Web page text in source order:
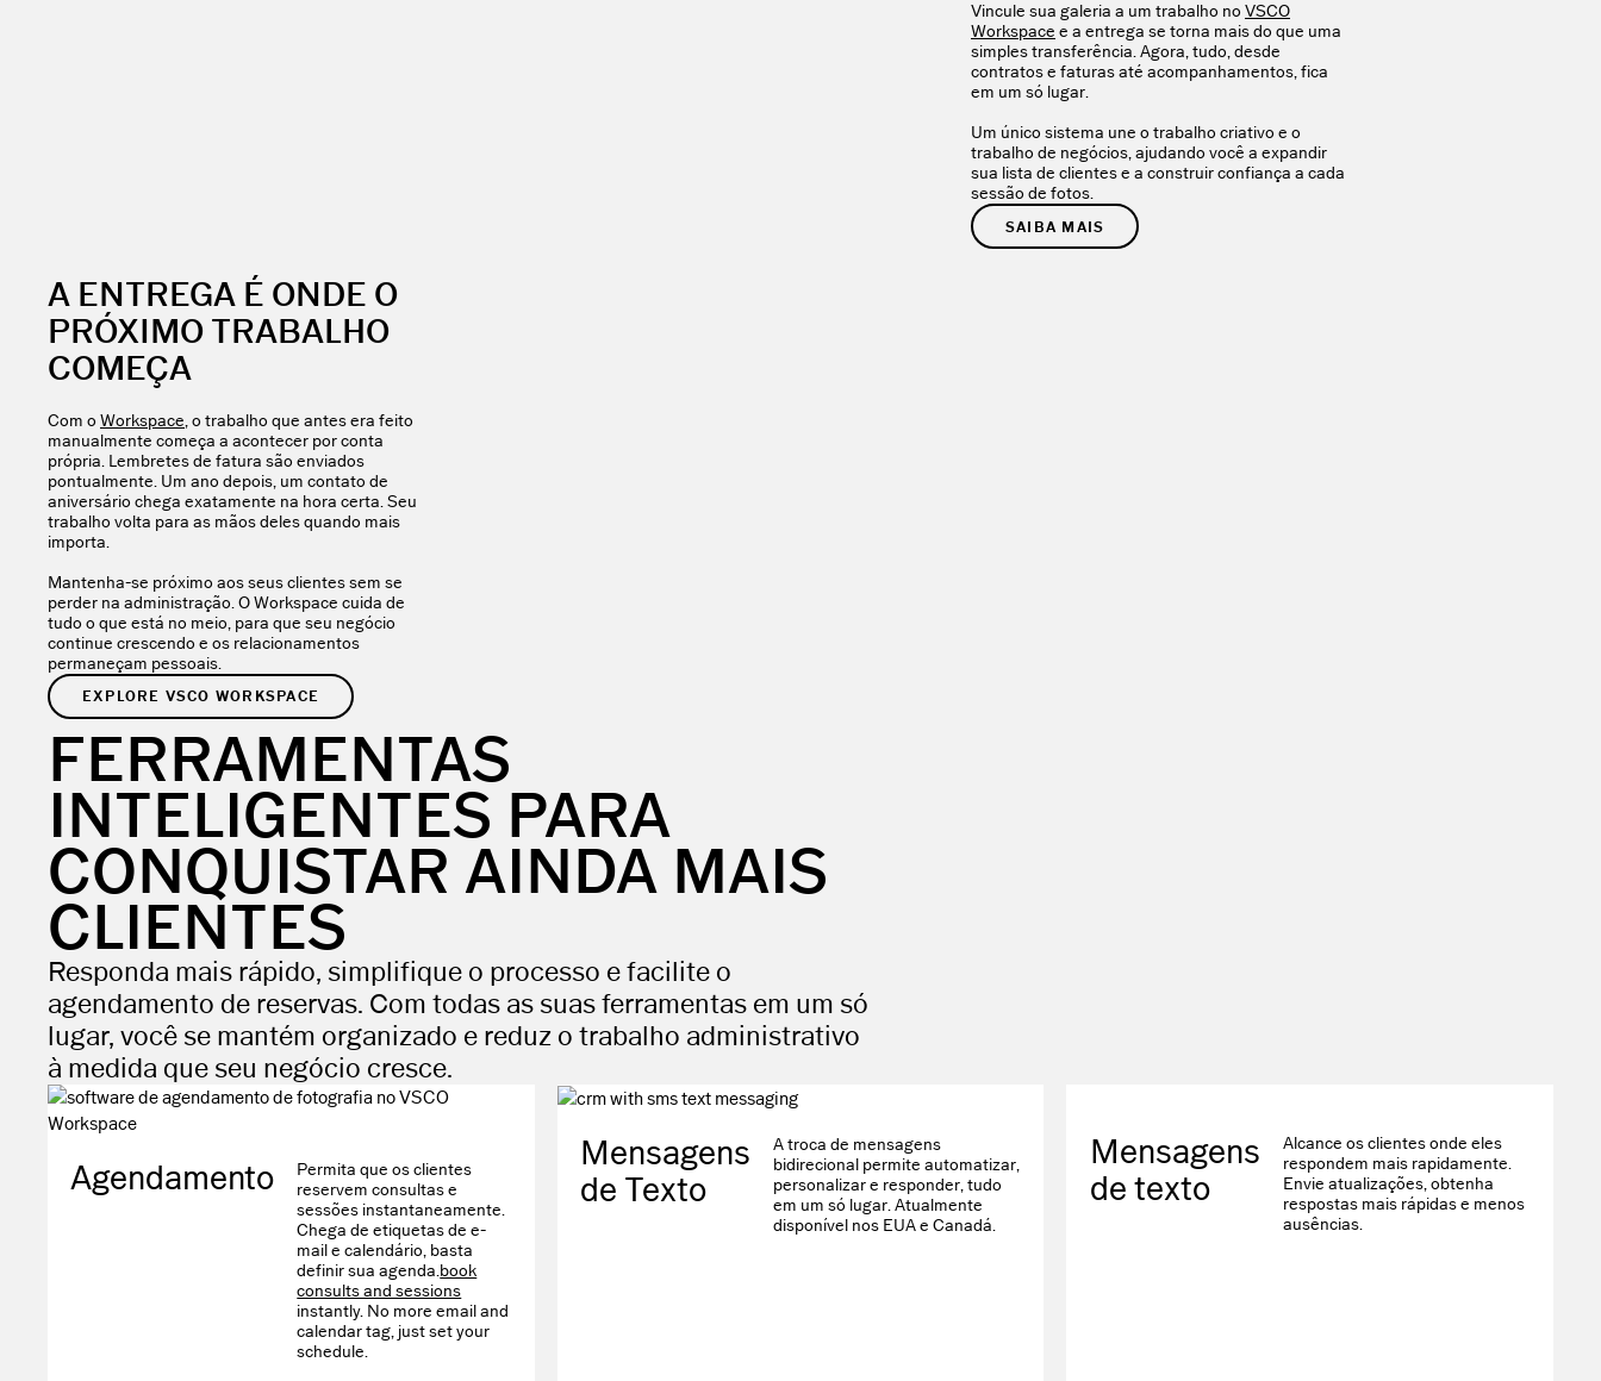
Vincule sua galeria a um trabalho no VSCO
Workspace e a entrega se torna mais do que uma
simples transferência. Agora, tudo, desde
contratos e faturas até acompanhamentos, fica
em um só lugar.
Um único sistema une o trabalho criativo e o
trabalho de negócios, ajudando você a expandir
sua lista de clientes e a construir confiança a cada
sessão de fotos.
SAIBA MAIS
A ENTREGA É ONDE O
PRÓXIMO TRABALHO
COMEÇA
Com o Workspace, o trabalho que antes era feito
manualmente começa a acontecer por conta
própria. Lembretes de fatura são enviados
pontualmente. Um ano depois, um contato de
aniversário chega exatamente na hora certa. Seu
trabalho volta para as mãos deles quando mais
importa.
Mantenha-se próximo aos seus clientes sem se
perder na administração. O Workspace cuida de
tudo o que está no meio, para que seu negócio
continue crescendo e os relacionamentos
permaneçam pessoais.
EXPLORE VSCO WORKSPACE
FERRAMENTAS
INTELIGENTES PARA
CONQUISTAR AINDA MAIS
CLIENTES
Responda mais rápido, simplifique o processo e facilite o
agendamento de reservas. Com todas as suas ferramentas em um só
lugar, você se mantém organizado e reduz o trabalho administrativo
à medida que seu negócio cresce.
Agendamento
Permita que os clientes
reservem consultas e
sessões instantaneamente.
Chega de etiquetas de e-
mail e calendário, basta
definir sua agenda.book
consults and sessions
instantly. No more email and
calendar tag, just set your
schedule.
Mensagens
de Texto
A troca de mensagens
bidirecional permite automatizar,
personalizar e responder, tudo
em um só lugar. Atualmente
disponível nos EUA e Canadá.
Mensagens
de texto
Alcance os clientes onde eles
respondem mais rapidamente.
Envie atualizações, obtenha
respostas mais rápidas e menos
ausências.